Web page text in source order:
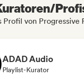
Profil von Progressive
ADAD Audio
Playlist-Kurator